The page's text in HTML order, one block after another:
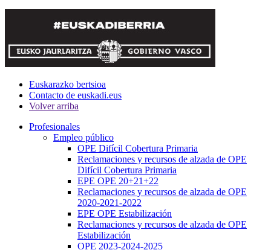
Euskarazko bertsioa
Contacto de euskadi.eus
Volver arriba
Profesionales
Empleo público
OPE Difícil Cobertura Primaria
Reclamaciones y recursos de alzada de OPE
Difícil Cobertura Primaria
EPE OPE 20+21+22
Reclamaciones y recursos de alzada de OPE
2020-2021-2022
EPE OPE Estabilización
Reclamaciones y recursos de alzada de OPE
Estabilización
OPE 2023-2024-2025